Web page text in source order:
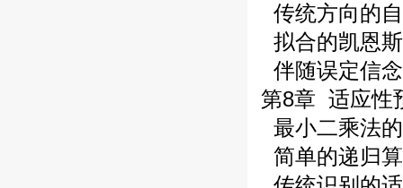
传统方向的
拟合的凯恩
伴随误定信
第8章 适应性
最小二乘法
简单的递归